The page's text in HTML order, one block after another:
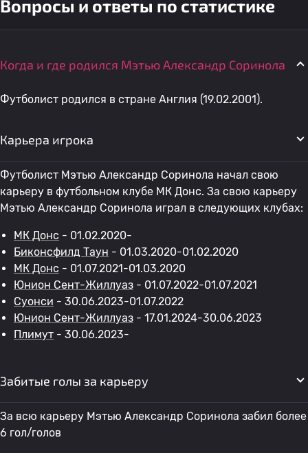
Вопросы и ответы по статистике
Когда и где родился Мэтью Александр Соринола
Футболист родился в стране Англия (19.02.2001).
Карьера игрока
Футболист Мэтью Александр Соринола начал свою
карьеру в футбольном клубе МК Донс. За свою карьеру
Мэтью Александр Соринола играл в следующих клубах:
МК Донс - 01.02.2020-
Биконсфилд Таун - 01.03.2020-01.02.2020
МК Донс - 01.07.2021-01.03.2020
Юнион Сент-Жиллуаз - 01.07.2022-01.07.2021
Суонси - 30.06.2023-01.07.2022
Юнион Сент-Жиллуаз - 17.01.2024-30.06.2023
Плимут - 30.06.2023-
Забитые голы за карьеру
За всю карьеру Мэтью Александр Соринола забил более
6 гол/голов